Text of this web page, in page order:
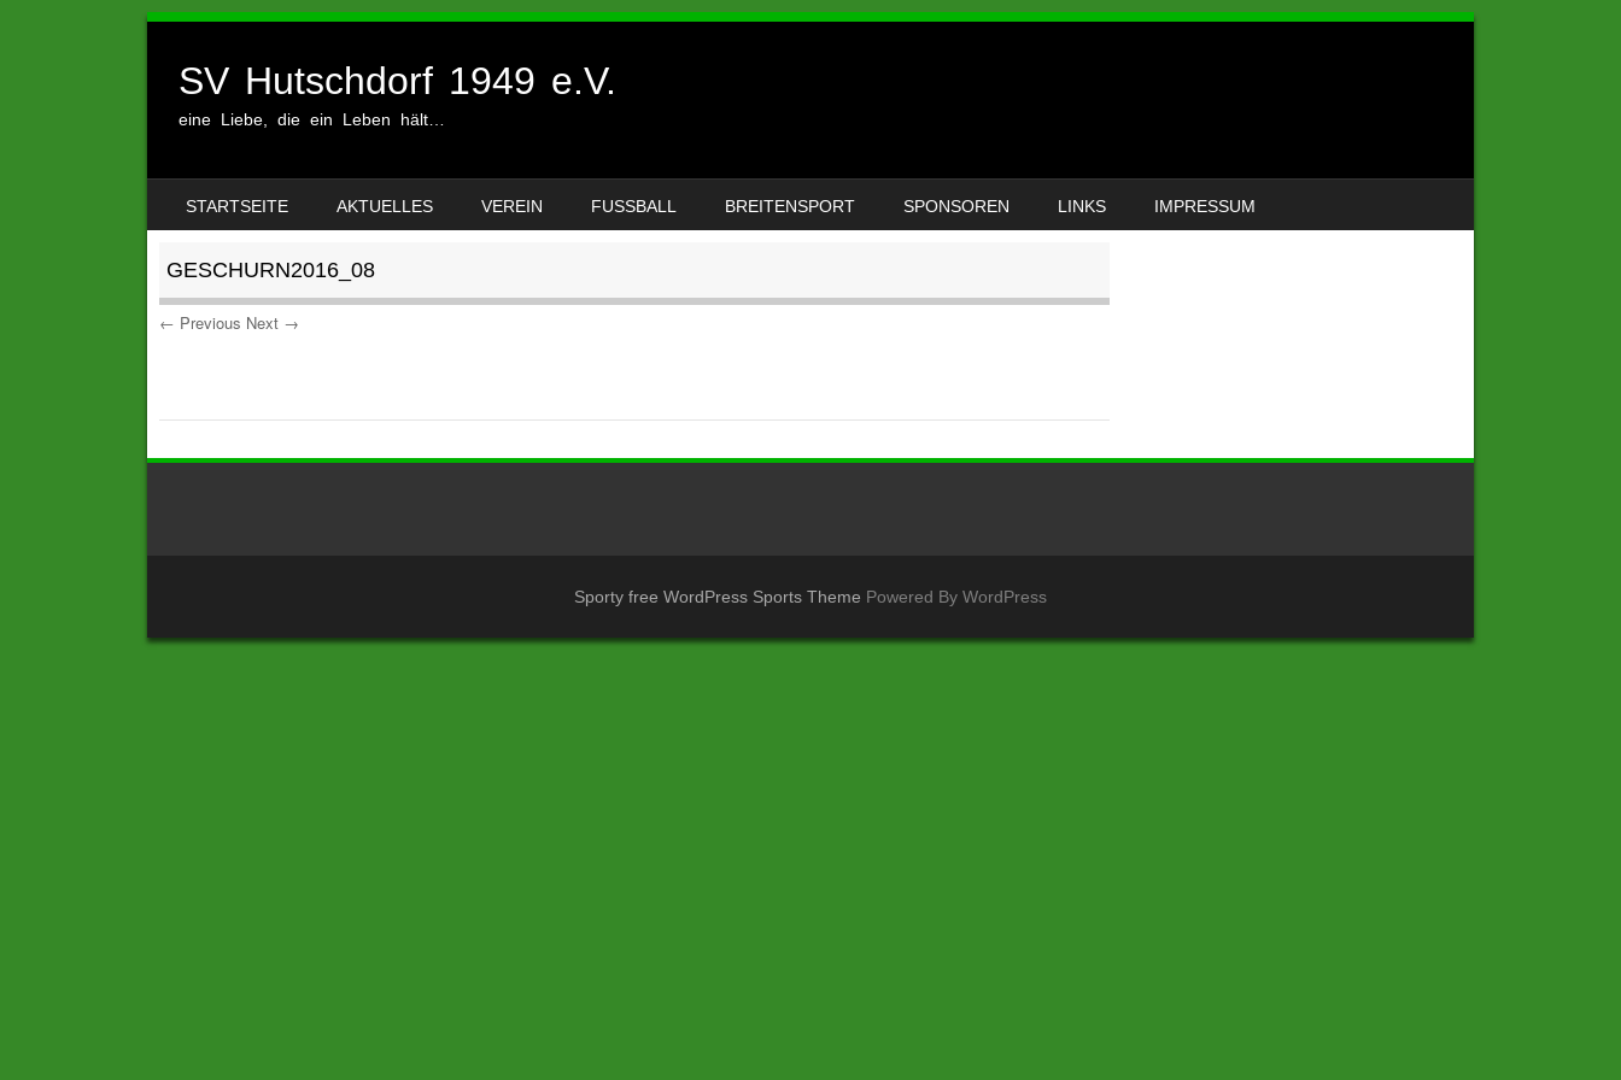
SV Hutschdorf 1949 e.V.
eine Liebe, die ein Leben hält…
MENU
STARTSEITE AKTUELLES VEREIN FUSSBALL BREITENSPORT SPONSOREN LINKS IMPRESSUM
GESCHURN2016_08
← Previous Next →
Sporty free WordPress Sports Theme Powered By WordPress